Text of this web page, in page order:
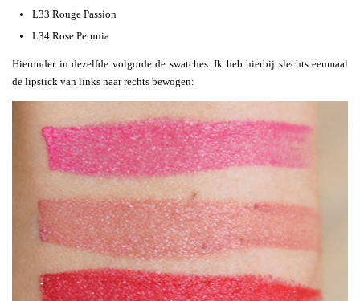
L33 Rouge Passion
L34 Rose Petunia
Hieronder in dezelfde volgorde de swatches. Ik heb hierbij slechts eenmaal
de lipstick van links naar rechts bewogen: